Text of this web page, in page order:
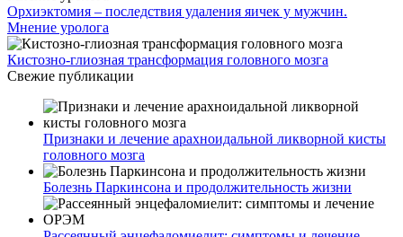
Орхиэктомия – последствия удаления яичек у мужчин.
Мнение уролога
Кистозно-глиозная трансформация головного мозга
Свежие публикации
Признаки и лечение арахноидальной ликворной кисты
головного мозга
Болезнь Паркинсона и продолжительность жизни